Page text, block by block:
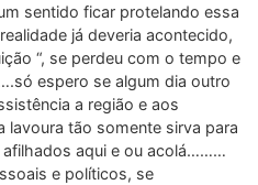
sentido ficar protelando essa
já deveria acontecido,
“, se perdeu com o tempo e
espero se algum dia outro
a região e aos
lavoura tão somente sirva para
aqui e ou acolá………
e políticos, se